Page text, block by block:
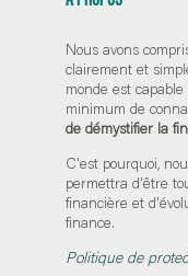
Nous avons
clairement et
monde est
minimum de
de démystifier la
C'est pourquoi,
permettra d'être
financière et
finance.
Politique de